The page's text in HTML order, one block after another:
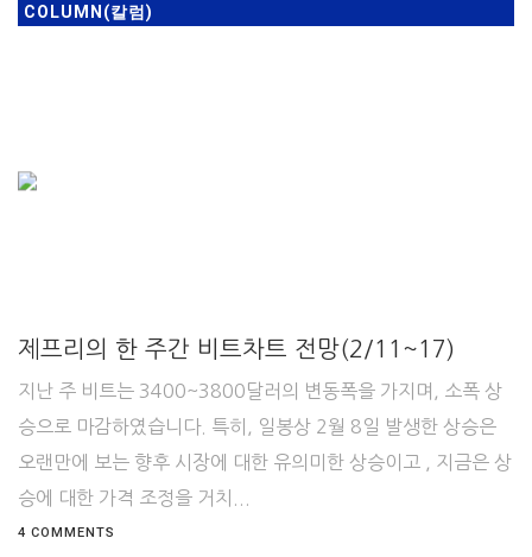
COLUMN(칼럼)
제프리의 한 주간 비트차트 전망(2/11~17)
지난 주 비트는 3400~3800달러의 변동폭을 가지며, 소폭 상
승으로 마감하였습니다. 특히, 일봉상 2월 8일 발생한 상승은
오랜만에 보는 향후 시장에 대한 유의미한 상승이고 , 지금은 상
승에 대한 가격 조정을 거치...
4 COMMENTS